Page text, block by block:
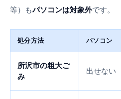
等）もパソコンは対象外です。
処分方法 パソコン
所沢市の粗大ご
み
出せない